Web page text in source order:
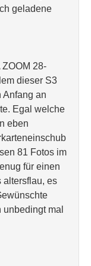
geladene
28-
dieser S3
Anfang an
Egal welche
eben
81 Fotos im
für einen
altersflau, es
mal